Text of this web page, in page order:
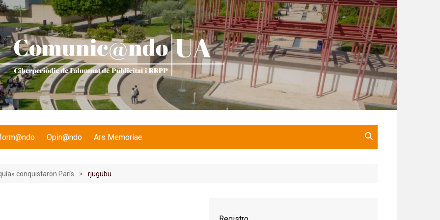
Opin@ndo Ars Memoriae
conquistaron París rjugubu